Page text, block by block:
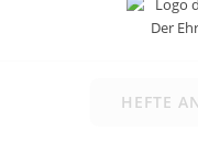
HEFTE